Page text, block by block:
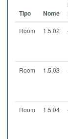
Tipo Nome
Room 1.5.02
Room 1.5.03
Room 1.5.04